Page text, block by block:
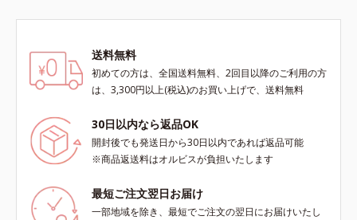
送料無料
初めての方は、全国送料無料、2回目以降のご利用の方
は、3,300円以上(税込)のお買い上げで、送料無料
30日以内なら返品OK
開封後でも発送日から30日以内であれば返品可能
※商品返送料はオルビスが負担いたします
最短ご注文翌日お届け
一部地域を除き、最短でご注文の翌日にお届けいたし